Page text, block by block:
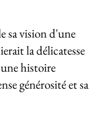
sa vision d'une
la délicatesse
histoire
générosité et sa